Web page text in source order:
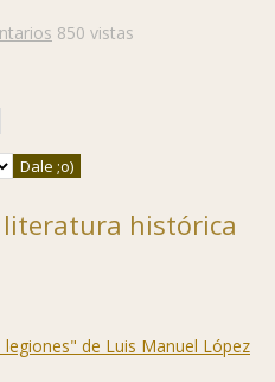
850 vistas
literatura histórica